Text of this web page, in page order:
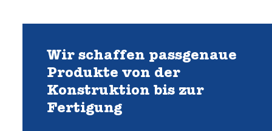
Wir schaffen passgenaue
Produkte von der
Konstruktion bis zur
Fertigung